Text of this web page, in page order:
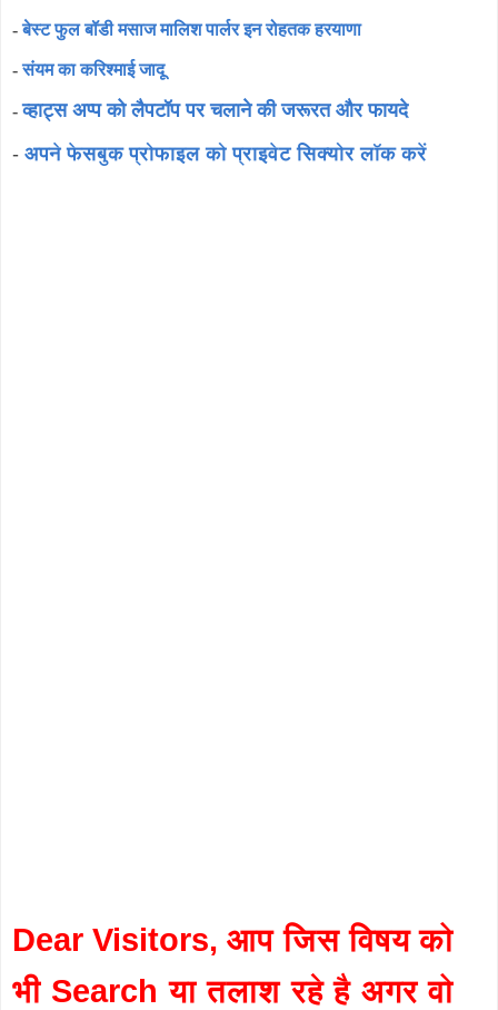
-बेस्ट फुल बॉडी मसाज मालिश पार्लर इन रोहतक हरयाणा
-संयम का करिश्माई जादू
- व्हाट्स अप्प को लैपटॉप पर चलाने की जरूरत और फायदे
- अपने फेसबुक प्रोफाइल को प्राइवेट सिक्योर लॉक करें
Dear Visitors, आप जिस विषय को
भी Search या तलाश रहे है अगर वो